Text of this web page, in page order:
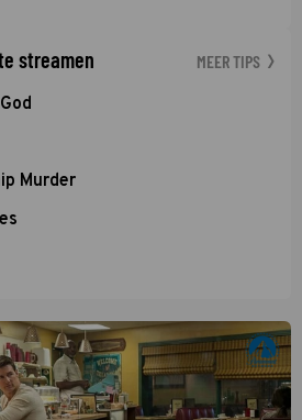
streamen MEER TIPS
Murder